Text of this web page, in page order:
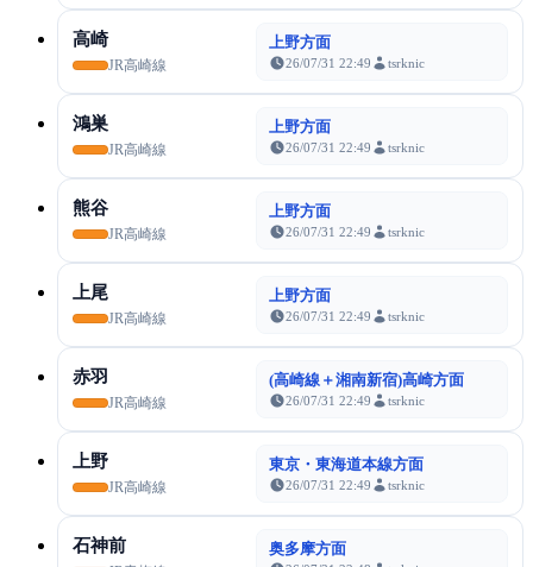
高崎
JR高崎線
上野方面
26/07/31 22:49 tsrknic
鴻巣
JR高崎線
上野方面
26/07/31 22:49 tsrknic
熊谷
JR高崎線
上野方面
26/07/31 22:49 tsrknic
上尾
JR高崎線
上野方面
26/07/31 22:49 tsrknic
赤羽
JR高崎線
(高崎線＋湘南新宿)高崎方面
26/07/31 22:49 tsrknic
上野
JR高崎線
東京・東海道本線方面
26/07/31 22:49 tsrknic
石神前 奥多摩方面